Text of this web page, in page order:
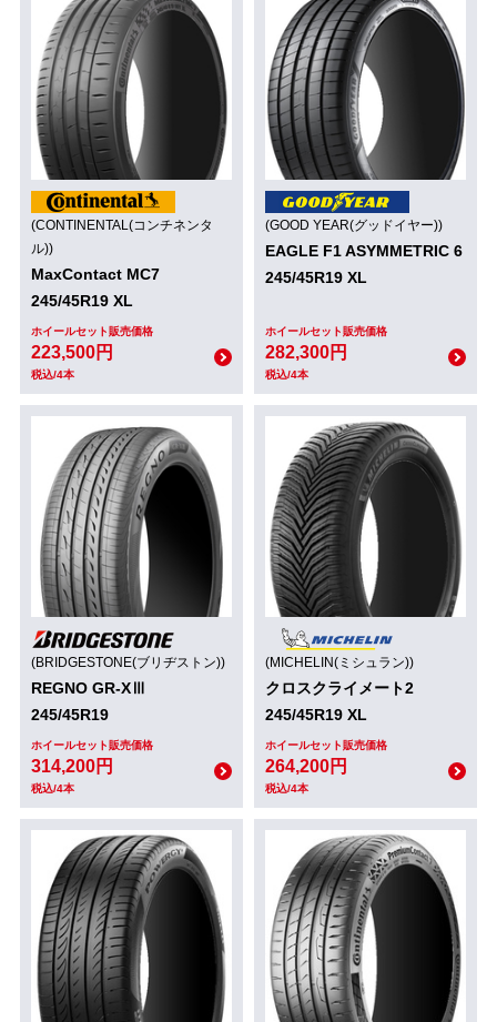
(CONTINENTAL(コンチネンタ
ル))
MaxContact MC7
245/45R19 XL
ホイールセット販売価格
223,500円
税込/4本
(GOOD YEAR(グッドイヤー))
EAGLE F1 ASYMMETRIC 6
245/45R19 XL
ホイールセット販売価格
282,300円
税込/4本
(BRIDGESTONE(ブリヂストン))
REGNO GR-XⅢ
245/45R19
ホイールセット販売価格
314,200円
税込/4本
(MICHELIN(ミシュラン))
クロスクライメート2
245/45R19 XL
ホイールセット販売価格
264,200円
税込/4本